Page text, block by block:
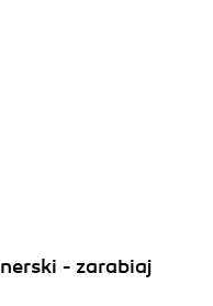
- zarabiaj